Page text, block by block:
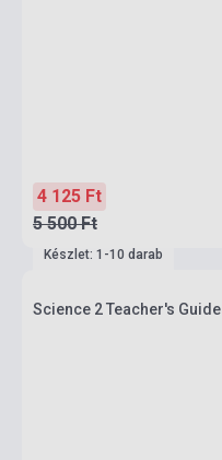
4 125 Ft
5 500 Ft
Készlet: 1-10 darab
Science 2 Teacher's Guide